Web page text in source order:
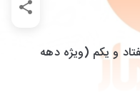
و یکم (ویژه دهه